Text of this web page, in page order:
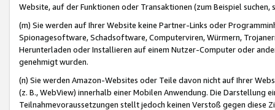
Website, auf der Funktionen oder Transaktionen (zum Beispiel
(m) Sie werden auf Ihrer Website keine Partner-Links oder
Spionagesoftware, Schadsoftware, Computerviren, Würmern,
Herunterladen oder Installieren auf einem Nutzer-Computer oder
genehmigt wurden.
(n) Sie werden Amazon-Websites oder Teile davon nicht auf Ihrer
(z. B., WebView) innerhalb einer Mobilen Anwendung. Die Darstellung
Teilnahmevoraussetzungen stellt jedoch keinen Verstoß gegen diese